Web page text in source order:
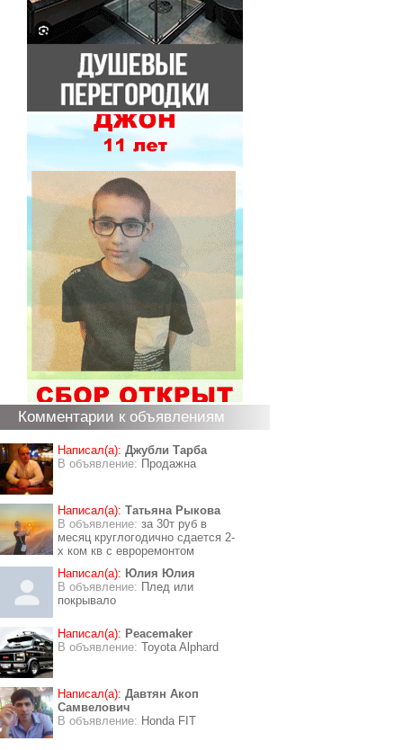
Комментарии к объявлениям
Написал(а): Джубли Тарба
В объявление: Продажна
Написал(а): Татьяна Рыкова
В объявление: за 30т руб в
месяц круглогодично сдается 2-
х ком кв с евроремонтом
Написал(а): Юлия Юлия
В объявление: Плед или
покрывало
Написал(а): Peacemaker
В объявление: Toyota Alphard
Написал(а): Давтян Акоп
Самвелович
В объявление: Honda FIT